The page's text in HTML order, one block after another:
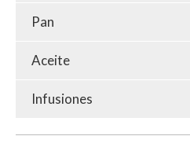
Pan
Aceite
Infusiones